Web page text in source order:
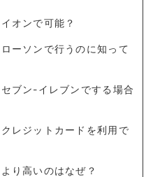
オンで可能？
ーソンで行うのに知って
ブン-イレブンでする場合
レジットカードを利用で
り高いのはなぜ？